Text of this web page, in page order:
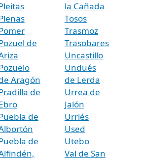
de
Aragón
de
de
de
la Cañada
Tosos
Trasmoz
Trasobares
Uncastillo
Undués
de Lerda
Urrea de
Jalón
Urriés
Used
Utebo
Val de San